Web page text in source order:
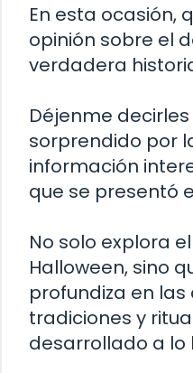
En esta ocasión,
opinión sobre el
verdadera
Déjenme
sorprendido por
información
que se presentó
No solo explora
Halloween, sino
profundiza en
tradiciones y
desarrollado a lo